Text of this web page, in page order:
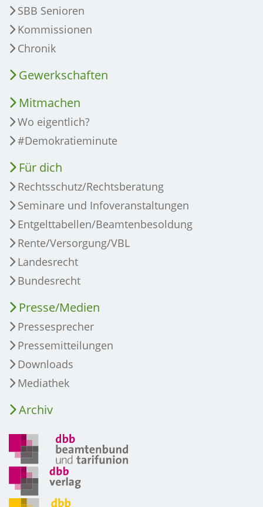
SBB Senioren
Kommissionen
Chronik
Gewerkschaften
Mitmachen
Wo eigentlich?
#Demokratieminute
Für dich
Rechtsschutz/Rechtsberatung
Seminare und Infoveranstaltungen
Entgelttabellen/Beamtenbesoldung
Rente/Versorgung/VBL
Landesrecht
Bundesrecht
Presse/Medien
Pressesprecher
Pressemitteilungen
Downloads
Mediathek
Archiv